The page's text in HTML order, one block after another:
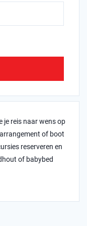
je reis naar wens op
of boot
reserveren en
of babybed